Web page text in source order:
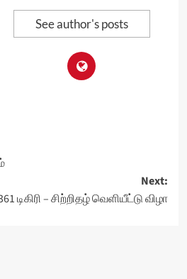
See author's posts
Next:
டிகிரி – சிற்றிதழ் வெளியீட்டு விழா